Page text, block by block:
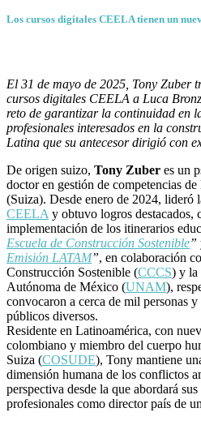
Los cursos digitales CEELA tienen un
El 31 de mayo de 2025, Tony Zuber
cursos digitales CEELA a Luca
reto de garantizar la continuidad en
profesionales interesados en la
Latina que su antecesor dirigió con
De origen suizo, Tony Zuber es un
doctor en gestión de competencias
(Suiza). Desde enero de 2024, lideró
CEELA y obtuvo logros destacados,
implementación de los itinerarios
Escuela de Construcción Sostenible”
Emisión LATAM”, en colaboración
Construcción Sostenible (CCCS) y la
Autónoma de México (UNAM),
convocaron a cerca de mil personas
públicos diversos.
Residente en Latinoamérica, con
colombiano y miembro del cuerpo
Suiza (COSUDE), Tony mantiene
dimensión humana de los conflictos
perspectiva desde la que abordará
profesionales como director país de